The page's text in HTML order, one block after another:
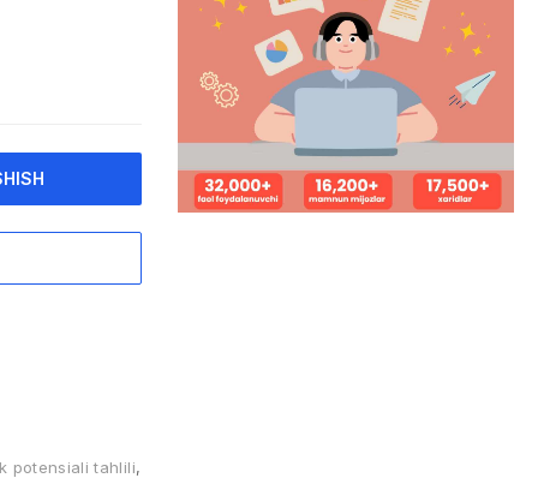
potensiali tahlili,